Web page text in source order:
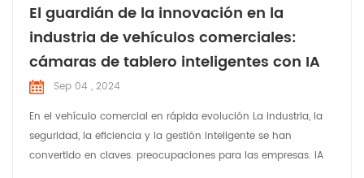
El guardián de la innovación en la
industria de vehículos comerciales:
cámaras de tablero inteligentes con IA
Sep 04 , 2024
En el vehículo comercial en rápida evolución La industria, la
seguridad, la eficiencia y la gestión inteligente se han
convertido en claves. preocupaciones para las empresas. IA